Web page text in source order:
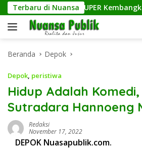
Langsung
ke
konten
Terbaru di Nuansa
Komputer UPER Kembangkan
Beranda Depok
Depok, peristiwa
Hidup Adalah
Sutradara Hannoeng
Redaksi
November 17, 2022
DEPOK Nuasapublik.com.